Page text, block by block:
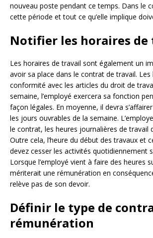
nouveau poste pendant ce temps. Dans le
cette période et tout ce qu’elle implique
Notifier les horaires de
Les horaires de travail sont également un
avoir sa place dans le contrat de travail.
conformité avec les articles du droit de
semaine, l’employé exercera sa fonction
façon légales. En moyenne, il devra
les jours ouvrables de la semaine.
le contrat, les heures journalières de travail
Outre cela, l’heure du début des travaux et
devez cesser les activités quotidiennement
Lorsque l’employé vient à faire des heures
mériterait une rémunération en
relève pas de son devoir.
Définir le type de
rémunération